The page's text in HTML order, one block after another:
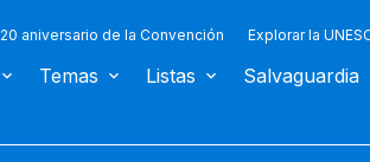
20 aniversario de la Convención Explorar la
Temas Listas Salvaguardia